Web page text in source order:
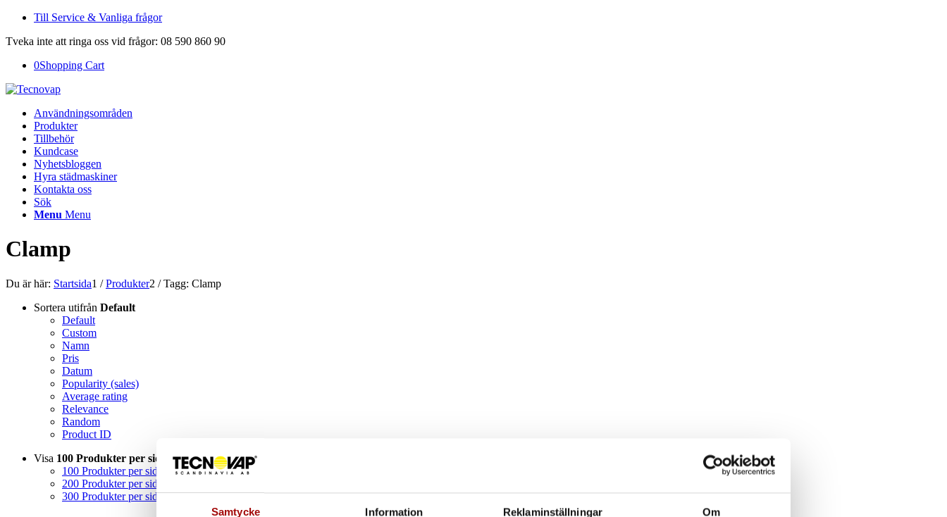
Samtycke Information Reklaminställningar Om
Till Service & Vanliga frågor
Tveka inte att ringa oss vid frågor: 08 590 860 90
0Shopping Cart
Användningsområden
Produkter
Tillbehör
Kundcase
Nyhetsbloggen
Hyra städmaskiner
Kontakta oss
Sök
Menu Menu
Clamp
Du är här: Startsida1 / Produkter2 / Tagg: Clamp
Sortera utifrån Default
Default
Custom
Namn
Pris
Datum
Popularity (sales)
Average rating
Relevance
Random
Product ID
Visa 100 Produkter per sida
100 Produkter per sida
200 Produkter per sida
300 Produkter per sida